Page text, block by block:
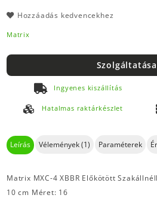
Hozzáadás kedvencekhez
Matrix
Ingyenes kiszállítás
Hatalmas raktárkészlet
Leírás Vélemények (1) Paraméterek
Matrix MXC-4 XBBR Előkötött
10 cm Méret: 16